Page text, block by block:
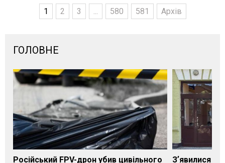
1 2 3 ... 580 581 Архів
ГОЛОВНЕ
Російський FPV-дрон убив цивільного
Зʼявилися